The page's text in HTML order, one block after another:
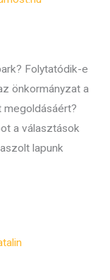
Folytatódik-e
önkormányzat a
megoldásáért?
a választások
lapunk